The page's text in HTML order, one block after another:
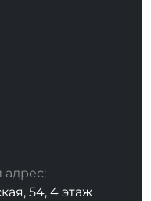
54, 4 этаж